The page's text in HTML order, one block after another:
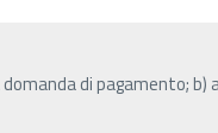
di pagamento;